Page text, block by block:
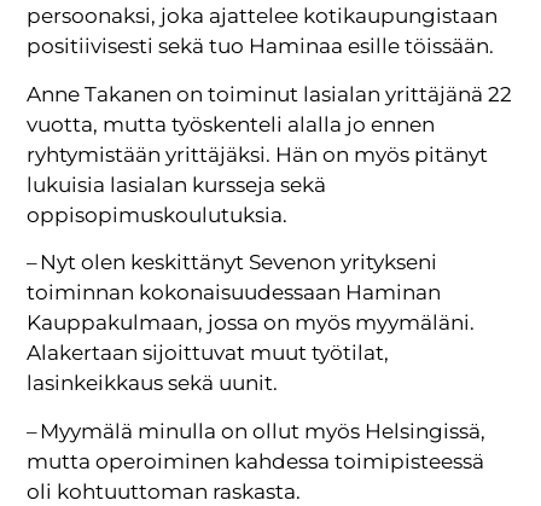
persoonaksi, joka ajattelee kotikaupungistaan
positiivisesti sekä tuo Haminaa esille töissään.
Anne Takanen on toiminut lasialan yrittäjänä 22
vuotta, mutta työskenteli alalla jo ennen
ryhtymistään yrittäjäksi. Hän on myös pitänyt
lukuisia lasialan kursseja sekä
oppisopimuskoulutuksia.
– Nyt olen keskittänyt Sevenon yritykseni
toiminnan kokonaisuudessaan Haminan
Kauppakulmaan, jossa on myös myymäläni.
Alakertaan sijoittuvat muut työtilat,
lasinkeikkaus sekä uunit.
– Myymälä minulla on ollut myös Helsingissä,
mutta operoiminen kahdessa toimipisteessä
oli kohtuuttoman raskasta.